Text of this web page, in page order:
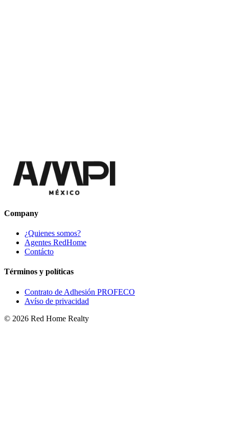
Company
¿Quienes somos?
Agentes RedHome
Contácto
Términos y políticas
Contrato de Adhesión PROFECO
Avíso de privacidad
© 2026 Red Home Realty